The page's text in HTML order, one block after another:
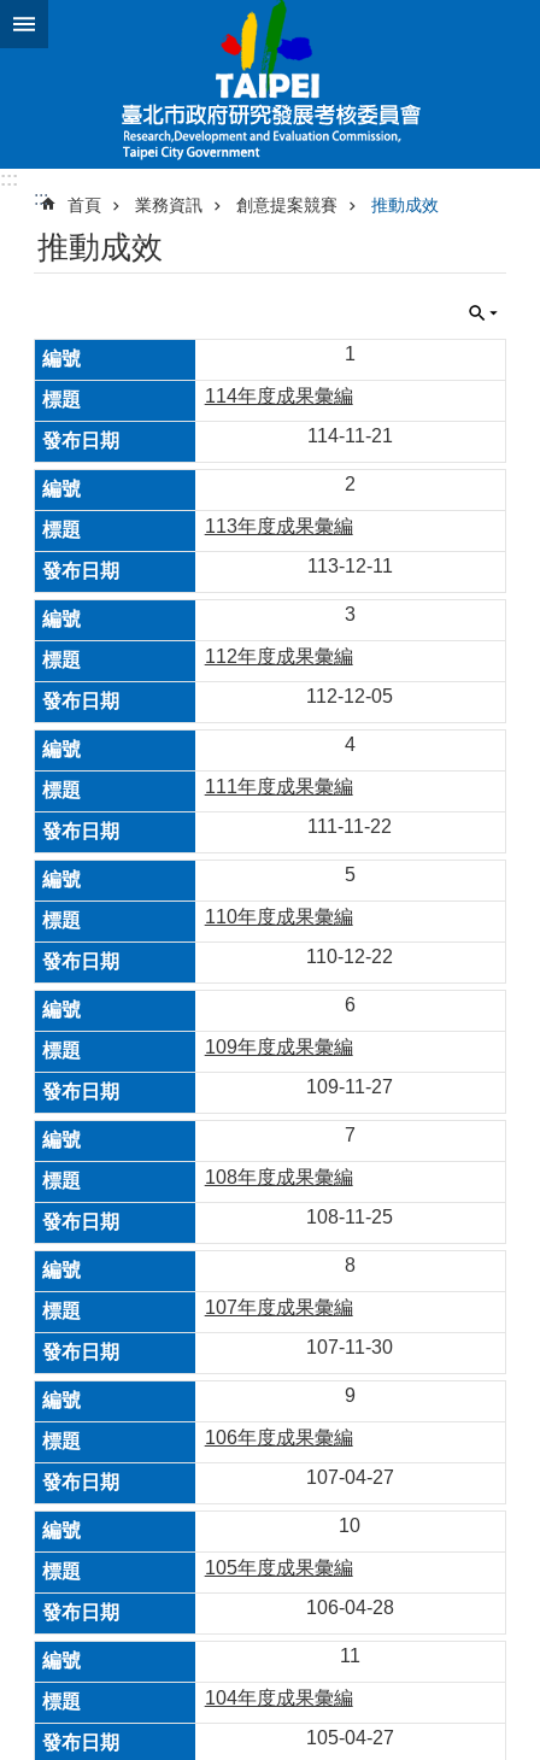
跳到主要內容區塊
:::
:::
首頁 業務資訊 創意提案競賽 推動成效
推動成效
1
114年度成果彙編
114-11-21
2
113年度成果彙編
113-12-11
3
112年度成果彙編
112-12-05
4
111年度成果彙編
111-11-22
5
110年度成果彙編
110-12-22
6
109年度成果彙編
109-11-27
7
108年度成果彙編
108-11-25
8
107年度成果彙編
107-11-30
9
106年度成果彙編
107-04-27
10
105年度成果彙編
106-04-28
11
104年度成果彙編
105-04-27